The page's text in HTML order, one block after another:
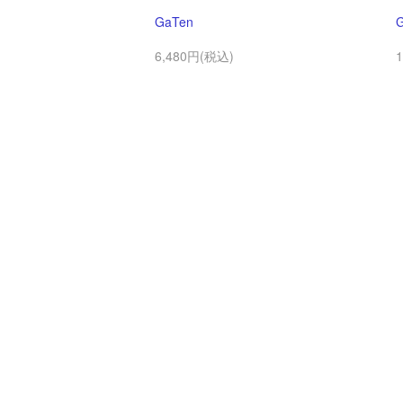
GaTen
6,480円(税込)